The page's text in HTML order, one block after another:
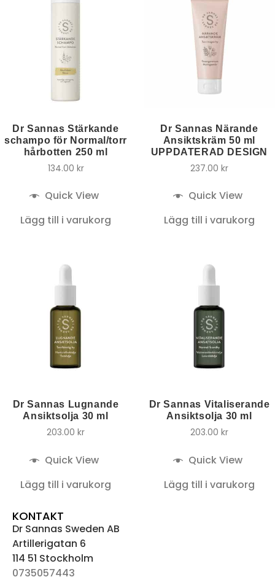
Dr Sannas Stärkande
schampo för Normal/torr
hårbotten 250 ml
134.00 kr
Quick View
Lägg till i varukorg
Dr Sannas Närande
Ansiktskräm 50 ml
UPPDATERAD DESIGN
237.00 kr
Quick View
Lägg till i varukorg
Dr Sannas Lugnande
Ansiktsolja 30 ml
203.00 kr
Quick View
Lägg till i varukorg
Dr Sannas Vitaliserande
Ansiktsolja 30 ml
203.00 kr
Quick View
Lägg till i varukorg
KONTAKT
Dr Sannas Sweden AB
Artillerigatan 6
114 51 Stockholm
0735057443